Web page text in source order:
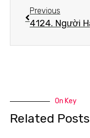
Previous
On Key
Related Posts